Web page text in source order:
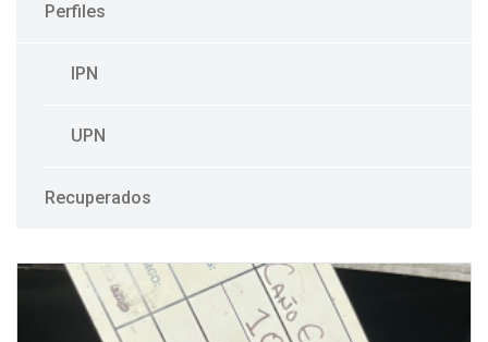
Perfiles
IPN
UPN
Recuperados